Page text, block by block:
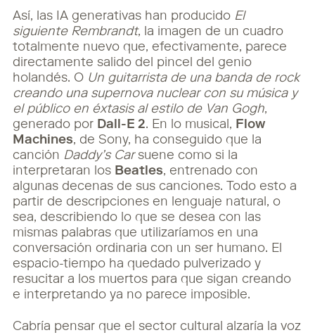
Así, las IA generativas han producido El
siguiente Rembrandt, la imagen de un cuadro
totalmente nuevo que, efectivamente, parece
directamente salido del pincel del genio
holandés. O Un guitarrista de una banda de rock
creando una supernova nuclear con su música y
el público en éxtasis al estilo de Van Gogh,
generado por Dall-E 2. En lo musical, Flow
Machines, de Sony, ha conseguido que la
canción Daddy’s Carsuene como si la
interpretaran los Beatles, entrenado con
algunas decenas de sus canciones. Todo esto a
partir de descripciones en lenguaje natural, o
sea, describiendo lo que se desea con las
mismas palabras que utilizaríamos en una
conversación ordinaria con un ser humano. El
espacio-tiempo ha quedado pulverizado y
resucitar a los muertos para que sigan creando
e interpretando ya no parece imposible.
Cabría pensar que el sector cultural alzaría la voz